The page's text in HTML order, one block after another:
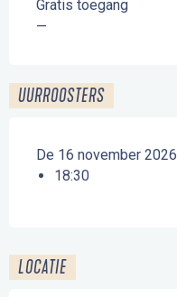
Gratis toegang
—
UURROOSTERS
De 16 november 2026
18:30
LOCATIE